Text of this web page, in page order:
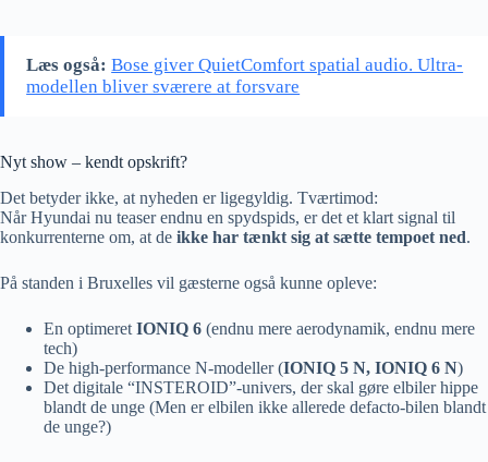
Læs også: Bose giver QuietComfort spatial audio. Ultra-
modellen bliver sværere at forsvare
Nyt show – kendt opskrift?
Det betyder ikke, at nyheden er ligegyldig. Tværtimod:
Når Hyundai nu teaser endnu en spydspids, er det et klart signal til
konkurrenterne om, at de ikke har tænkt sig at sætte tempoet ned.
På standen i Bruxelles vil gæsterne også kunne opleve:
En optimeret IONIQ 6 (endnu mere aerodynamik, endnu mere
tech)
De high-performance N-modeller (IONIQ 5 N, IONIQ 6 N)
Det digitale “INSTEROID”-univers, der skal gøre elbiler hippe
blandt de unge (Men er elbilen ikke allerede defacto-bilen blandt
de unge?)